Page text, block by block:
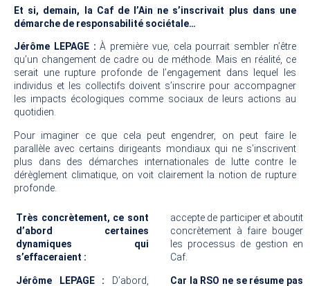
Et si, demain, la Caf de l’Ain ne s’inscrivait plus dans une
démarche de responsabilité sociétale…
Jérôme LEPAGE : À première vue, cela pourrait sembler n’être
qu’un changement de cadre ou de méthode. Mais en réalité, ce
serait une rupture profonde de l’engagement dans lequel les
individus et les collectifs doivent s’inscrire pour accompagner
les impacts écologiques comme sociaux de leurs actions au
quotidien.
Pour imaginer ce que cela peut engendrer, on peut faire le
parallèle avec certains dirigeants mondiaux qui ne s’inscrivent
plus dans des démarches internationales de lutte contre le
dérèglement climatique, on voit clairement la notion de rupture
profonde.
Très concrètement, ce sont
d’abord certaines
dynamiques qui
s’effaceraient :
Jérôme LEPAGE : D’abord,
accepte de participer et aboutit
concrètement à faire bouger
les processus de gestion en
Caf.
Car la RSO ne se résume pas